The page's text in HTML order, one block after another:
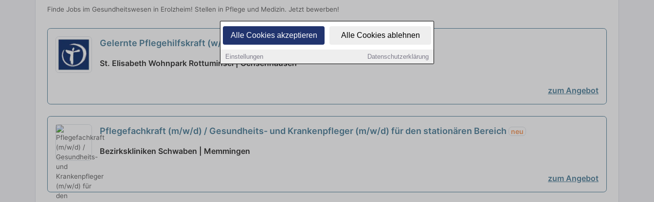
Alle Cookies akzeptieren Alle Cookies ablehnen
Einstellungen Datenschutzerklärung
Finde Jobs im Gesundheitswesen in Erolzheim! Stellen in Pflege und Medizin. Jetzt bewerben!
Gelernte Pflegehilfskraft (w/m/d) - Herzlich willkommen!
St. Elisabeth Wohnpark Rottuminsel | Ochsenhausen
zum Angebot
Pflegefachkraft (m/w/d) / Gesundheits- und Krankenpfleger (m/w/d) für den stationären Bereich neu
Bezirkskliniken Schwaben | Memmingen
zum Angebot